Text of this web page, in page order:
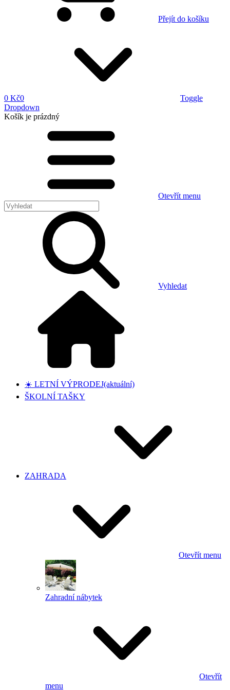
Přejít do košíku
0 Kč0
Toggle
Dropdown
Košík je prázdný
Otevřít menu
Vyhledat
☀️ LETNÍ VÝPRODEJ(aktuální)
ŠKOLNÍ TAŠKY
ZAHRADA
Otevřít menu
Zahradní nábytek
Otevřít
menu